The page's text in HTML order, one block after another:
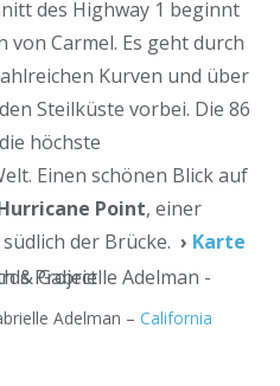
des Highway 1 beginnt
Carmel. Es geht durch
Kurven und über
Steilküste vorbei. Die 86
höchste
Einen schönen Blick auf
Point, einer
der Brücke. › Karte
Adelman – California